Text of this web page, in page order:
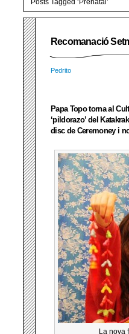
Posts Tagged ‘Prenatal’
Recomanació
Pedrito
Papa Topo torna al
‘pildorazo’ del
disc de Ceremoney i
La nova